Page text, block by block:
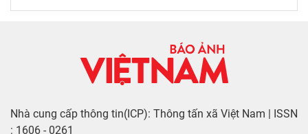
Nhà cung cấp thông tin(ICP): Thông tấn xã Việt Nam | ISSN
: 1606 - 0261